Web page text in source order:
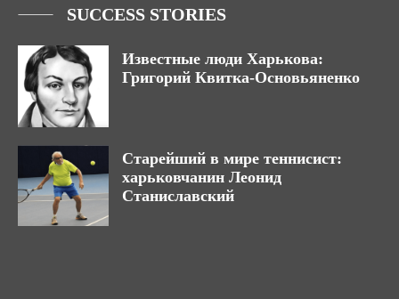
SUCCESS STORIES
Известные люди Харькова:
Григорий Квитка-Основьяненко
Старейший в мире теннисист:
харьковчанин Леонид
Станиславский